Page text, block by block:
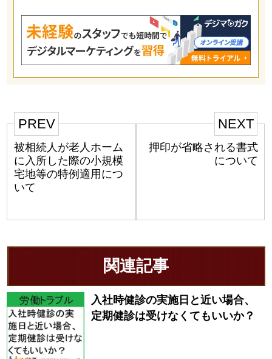
PREV
被相続人が老人ホーム
に入所した際の小規模
宅地等の特例適用につ
いて
NEXT
押印が省略される書式
について
関連記事
入社時健診の実施日と近い場合、
定期健診は受けなくてもいいか？